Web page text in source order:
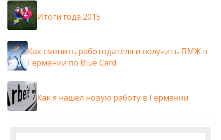
Итоги года 2015
Как сменить работодателя и получить ПМЖ в
Германии по Blue Card
Как я нашел новую работу в Германии